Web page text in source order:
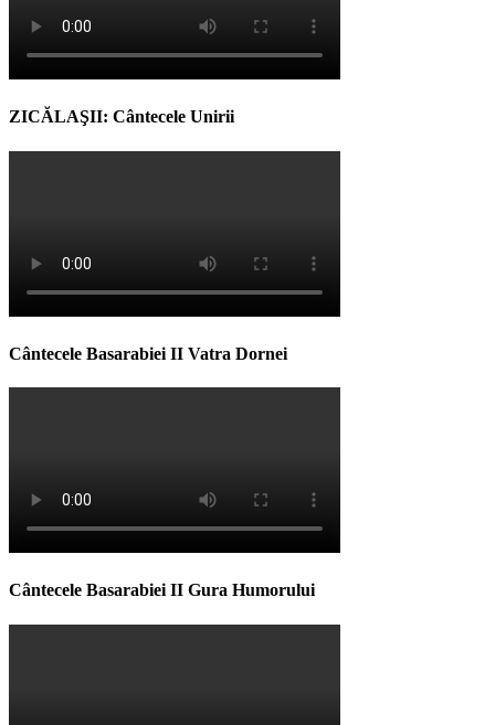
ZICĂLAŞII: Cântecele Unirii
Cântecele Basarabiei II Vatra Dornei
Cântecele Basarabiei II Gura Humorului